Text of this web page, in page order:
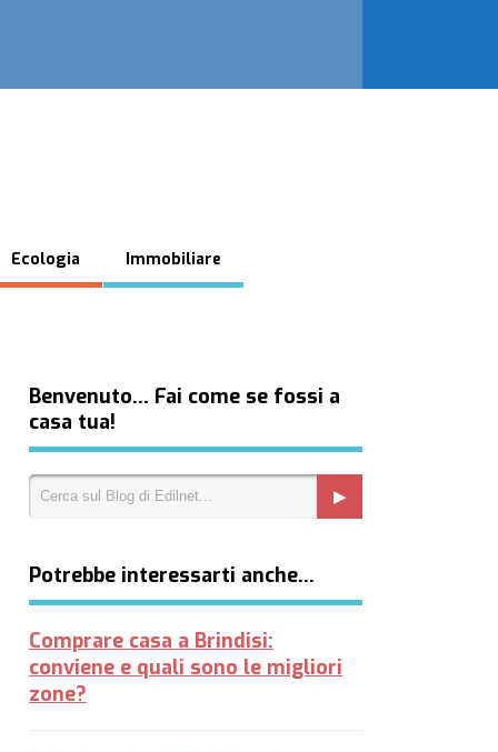
Ecologia Immobiliare
Benvenuto… Fai come se fossi a
casa tua!
Potrebbe interessarti anche…
Comprare casa a Brindisi:
conviene e quali sono le migliori
zone?